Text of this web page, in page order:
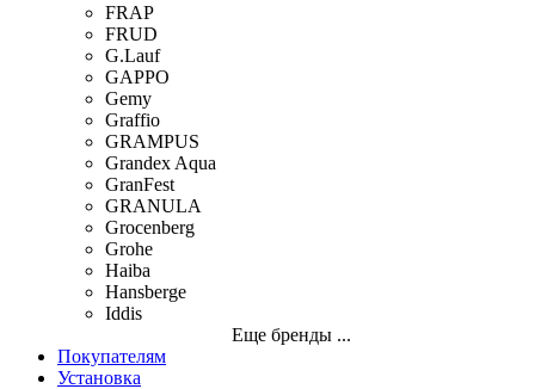
FRAP
FRUD
G.Lauf
GAPPO
Gemy
Graffio
GRAMPUS
Grandex Aqua
GranFest
GRANULA
Grocenberg
Grohe
Haiba
Hansberge
Iddis
Еще бренды ...
Покупателям
Установка